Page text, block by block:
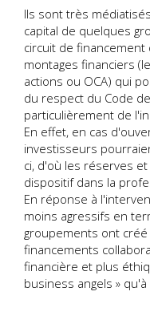
Ils sont très
capital de quelques
circuit de
montages financiers
actions ou OCA) qui
du respect du Code
particulièrement de
En effet, en cas
investisseurs
ci, d'où les réserves
dispositif dans la
En réponse à
moins agressifs en
groupements ont
financements
financière et plus
business angels »